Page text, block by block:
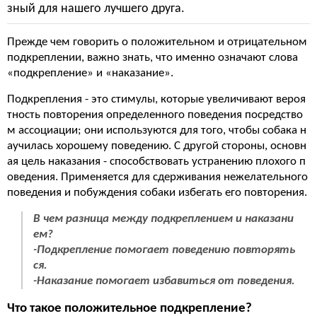
зный для нашего лучшего друга.
Прежде чем говорить о положительном и отрицательном
подкреплении, важно знать, что именно означают слова
«подкрепление» и «наказание».
Подкрепления - это стимулы, которые увеличивают вероя
тность повторения определенного поведения посредство
м ассоциации; они используются для того, чтобы собака н
аучилась хорошему поведению. С другой стороны, основн
ая цель наказания - способствовать устранению плохого п
оведения. Применяется для сдерживания нежелательного
поведения и побуждения собаки избегать его повторения.
В чем разница между подкреплением и наказани
ем?
-Подкрепление помогает поведению повторять
ся.
-Наказание помогает избавиться от поведения.
Что такое положительное подкрепление?